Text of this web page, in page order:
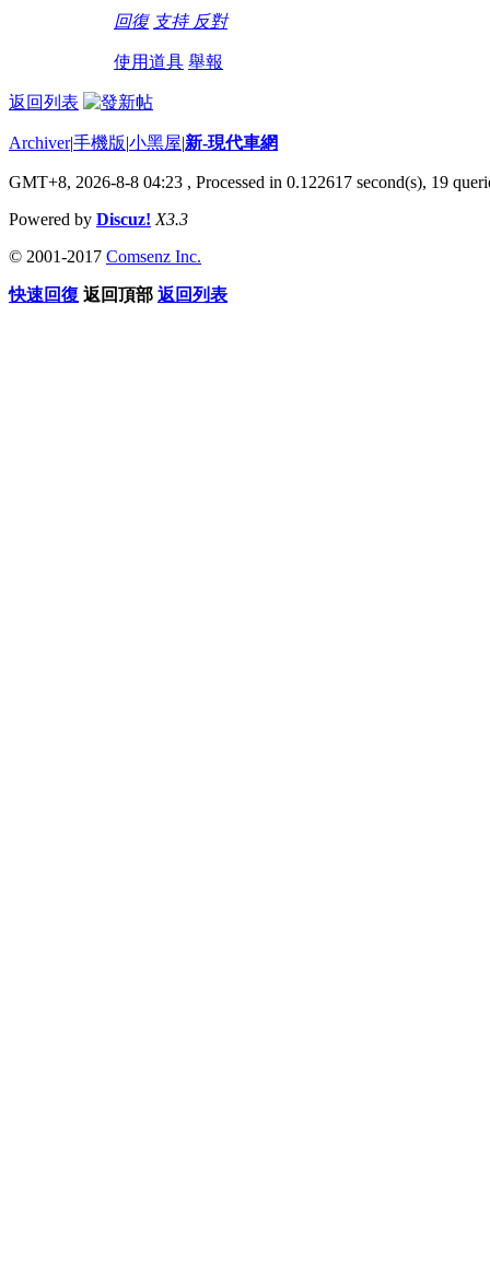
回復 支持 反對
使用道具 舉報
返回列表
Archiver|手機版|小黑屋|新-現代車網
GMT+8, 2026-8-8 04:23 , Processed in 0.122617 second(s), 19
Powered by Discuz! X3.3
© 2001-2017 Comsenz Inc.
快速回復 返回頂部 返回列表